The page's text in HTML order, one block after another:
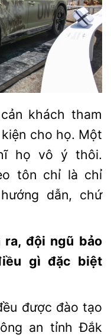
khách tham
cho họ. Một
họ vô ý thôi.
tôn chỉ là chỉ
dẫn, chứ
đội ngũ bảo
gì đặc biệt
được đào tạo
an tỉnh Đắk